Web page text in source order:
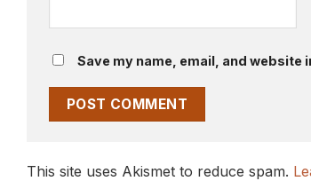
Save my name, email, and website
This site uses Akismet to reduce spam.